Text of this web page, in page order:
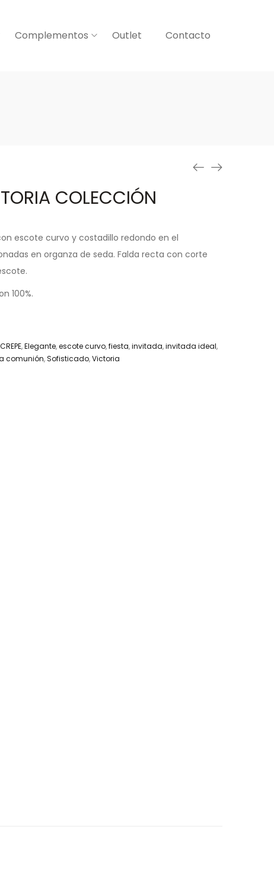
Complementos Outlet Contacto
COLECCIÓN
escote curvo y costadillo redondo en el
en organza de seda. Falda recta con corte
100%.
CREPE,Elegante,escote curvo,fiesta,invitada,invitada ideal,
comunión,Sofisticado,Victoria